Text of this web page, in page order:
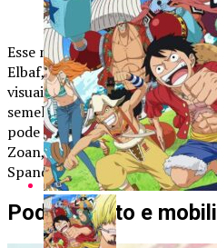
como ele realmente luta?” —
Esse mistério se conecta ao fato
Elbaf, utiliza uma espada com
visuais diretamente
semelhança entre ambos os
pode ser uma espada
Zoan, algo semelhante ao que
Spandam, a Elefante Espada
Poder oculto e